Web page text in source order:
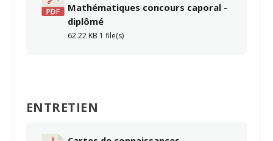
Mathématiques concours caporal -
diplômé
62.22 KB 1 file(s)
ENTRETIEN